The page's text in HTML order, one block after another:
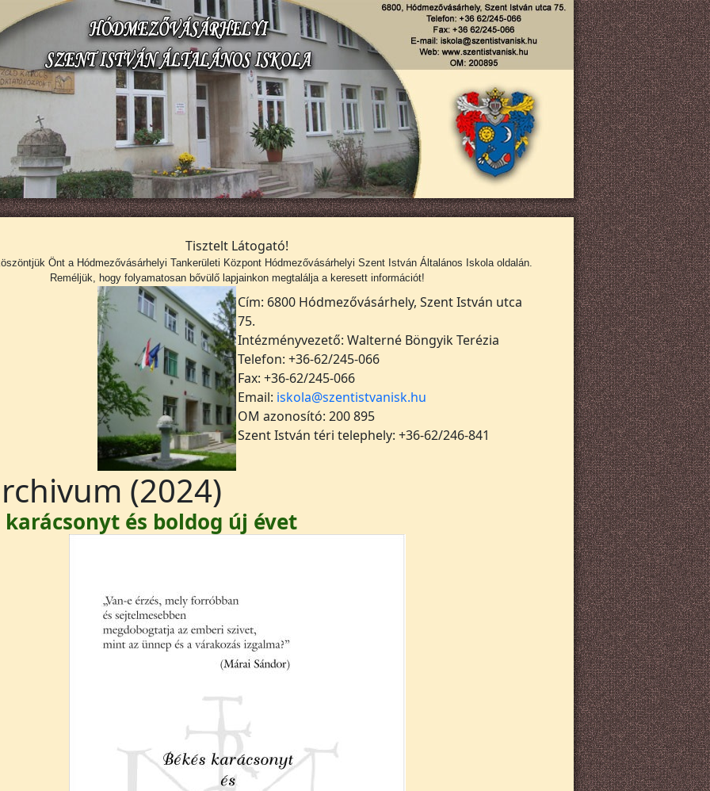
Tisztelt Látogató!
Önt a Hódmezővásárhelyi Tankerületi Központ Hódmezővásárhelyi Szent István Általános Iskola oldalán.
Reméljük, hogy folyamatosan bővülő lapjainkon megtalálja a keresett információt!
Cím: 6800 Hódmezővásárhely, Szent István utca
75.
Intézményvezető: Walterné Böngyik Terézia
Telefon: +36-62/245-066
Fax: +36-62/245-066
Email: iskola@szentistvanisk.hu
OM azonosító: 200 895
Szent István téri telephely: +36-62/246-841
(2024)
karácsonyt és boldog új évet